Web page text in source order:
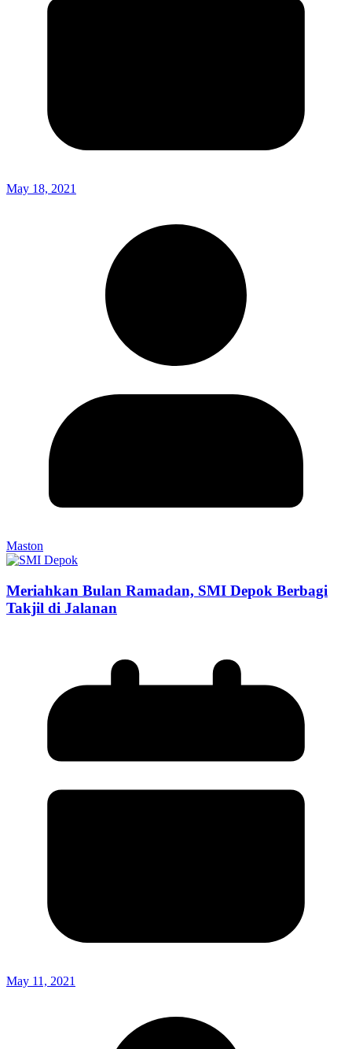
May 18, 2021
Maston
Meriahkan Bulan Ramadan, SMI Depok Berbagi
Takjil di Jalanan
May 11, 2021